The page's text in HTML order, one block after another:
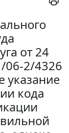
от 24
06-2/4326
указание
кода